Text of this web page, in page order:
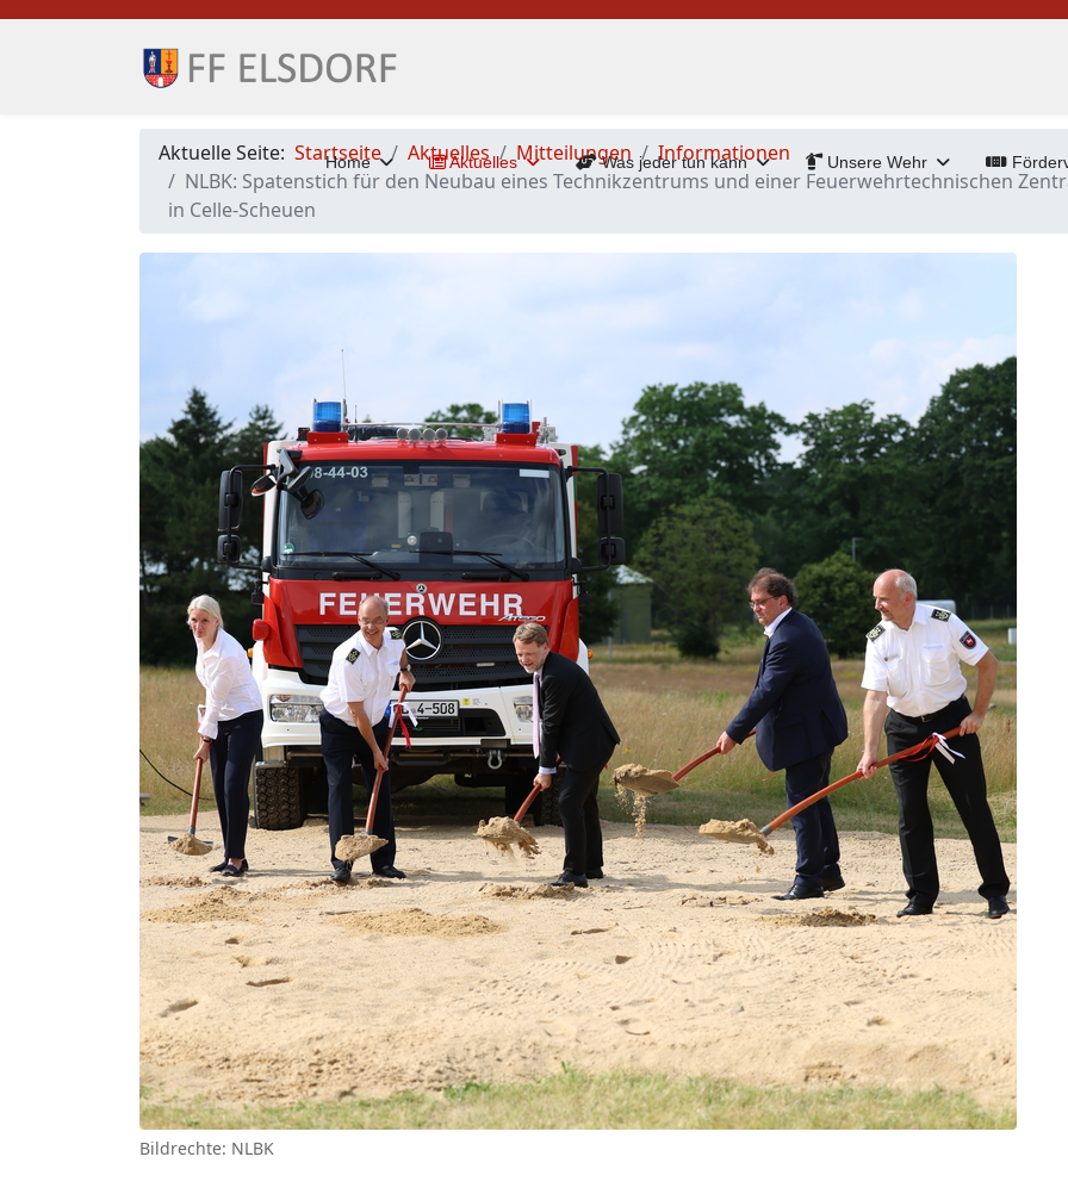
Home Aktuelles Was jeder tun kann Unsere Wehr
Aktuelle Seite: Startseite Aktuelles Mitteilungen
Informationen
NLBK: Spatenstich für den Neubau eines Technikzentrums und einer Feuerwehrtechnischen
in Celle-Scheuen
Bildrechte: NLBK